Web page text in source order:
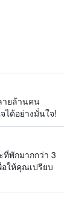
ายล้านคน
ได้อย่างมั่นใจ!
ที่พักมากกว่า 3
ให้คุณเปรียบ